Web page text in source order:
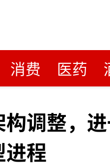
消费 医药
调整，
程